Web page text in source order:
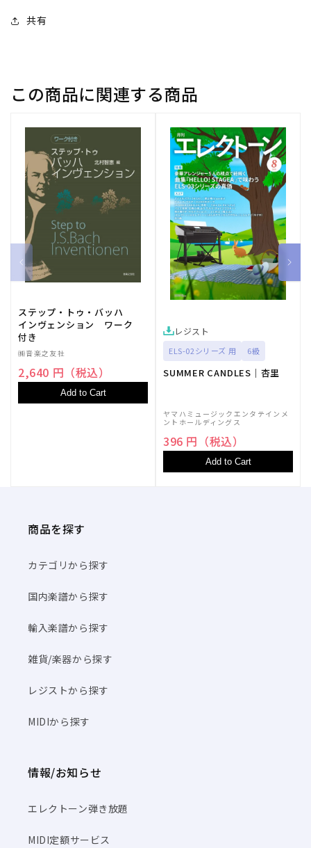
[11] 風が強い地球は誰かの凧のようだ／女声三部
共有
この商品に関連する商品
ステップ・トゥ・バッハ
インヴェンション ワーク
付き
㈱音楽之友社
2,640 円（税込）
Add to Cart
レジスト
ELS-02シリーズ 用 6級
SUMMER CANDLES｜杏里
ヤマハミュージックエンタテインメ
ントホールディングス
396 円（税込）
Add to Cart
商品を探す
カテゴリから探す
国内楽譜から探す
輸入楽譜から探す
雑貨/楽器から探す
レジストから探す
MIDIから探す
情報/お知らせ
エレクトーン弾き放題
MIDI定額サービス